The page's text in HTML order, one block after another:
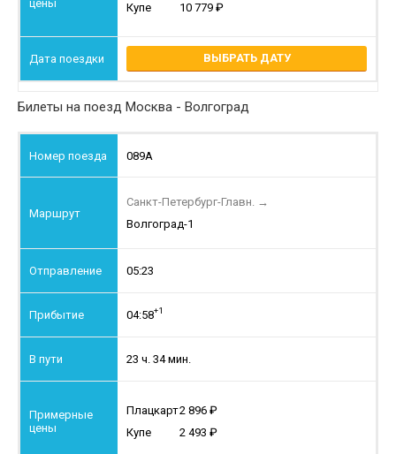
Купе
10 779
ВЫБРАТЬ ДАТУ
Билеты на поезд Москва - Волгоград
089А
Санкт-Петербург-Главн. →
Волгоград-1
05:23
04:58+1
23 ч. 34 мин.
Плацкарт2 896
Купе
2 493